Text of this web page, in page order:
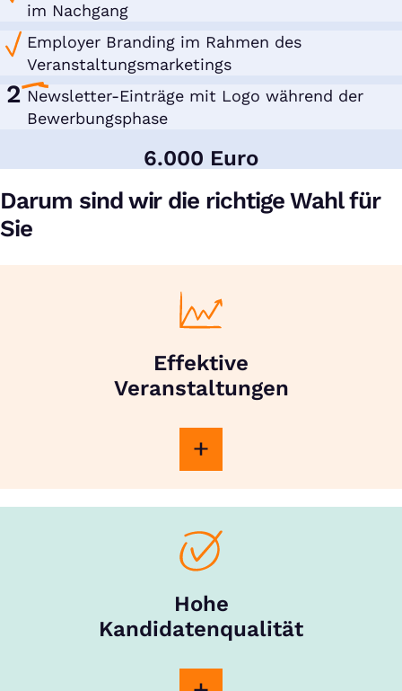
im Nachgang
Employer Branding im Rahmen des
Veranstaltungsmarketings
2 Newsletter-Einträge mit Logo während der
Bewerbungsphase
6.000 Euro
Darum sind wir die richtige Wahl für
Sie
Effektive
Veranstaltungen
Hohe
Kandidatenqualität